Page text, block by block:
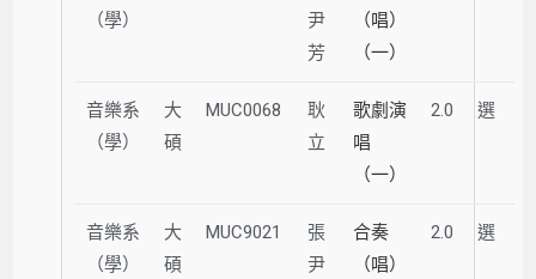
（學）
尹
芳
（唱）
（一）
音樂系
（學）
大
碩
MUC0068
耿
立
歌劇演
唱
（一）
2.0 選
音樂系
（學）
大
碩
MUC9021
張
尹
合奏
（唱）
2.0 選